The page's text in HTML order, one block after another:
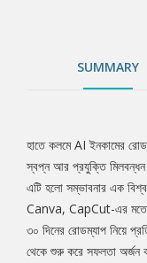
SUMMARY
Tab
Article
হাতে কলমে AI ইনকামের
স্বপ্ন আর প্রযুক্তি
এটি হলো সম্ভাবনার এক
Canva, CapCut-এর মতো
৩০ দিনের রোডম্যাপ নিয়ে
থেকে শুরু করে সফলতা অর্জন